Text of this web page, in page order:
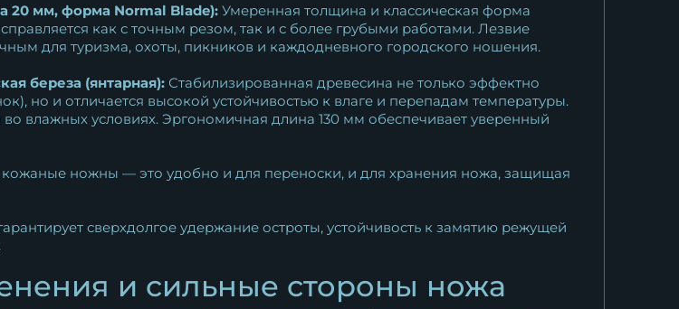
20 мм, форма Normal Blade): Умеренная толщина и классическая форма
как с точным резом, так и с более грубыми работами. Лезвие
для туризма, охоты, пикников и каждодневного городского ношения.
береза (янтарная): Стабилизированная древесина не только эффектно
но и отличается высокой устойчивостью к влаге и перепадам температуры.
во влажных условиях. Эргономичная длина 130 мм обеспечивает уверенный
ножны — это удобно и для переноски, и для хранения ножа, защищая
сверхдолгое удержание остроты, устойчивость к замятию режущей
и сильные стороны ножа